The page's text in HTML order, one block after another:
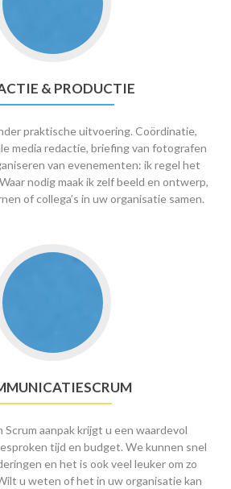
& PRODUCTIE
praktische uitvoering. Coördinatie,
media redactie, briefing van fotografen
van evenementen: ik regel het
nodig maak ik zelf beeld en ontwerp,
of collega’s in uw organisatie samen.
aanpak krijgt u een waardevol
tijd en budget. We kunnen snel
en het is ook veel leuker om zo
u weten of het in uw organisatie kan